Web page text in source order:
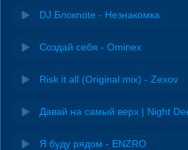
DJ Блокnote - Незнакомка
Создай себя - Ominex
Risk it all (Original mix) - Zexov
Давай на самый верх | Night
Я буду рядом - ENZRO